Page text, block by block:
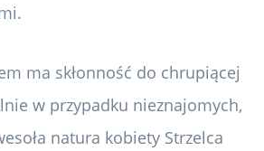
ma skłonność do chrupiącej
w przypadku nieznajomych,
natura kobiety Strzelca